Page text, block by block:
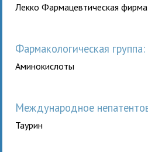
Лекко Фармацевтическая фирма
Фармакологическая группа:
Аминокислоты
Международное
Таурин